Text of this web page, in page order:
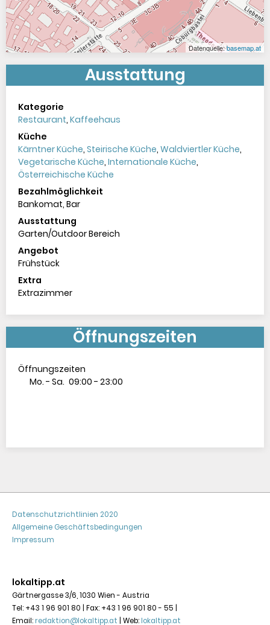
Ausstattung
Kategorie
Restaurant, Kaffeehaus
Küche
Kärntner Küche, Steirische Küche, Waldviertler Küche,
Vegetarische Küche, Internationale Küche,
Österreichische Küche
Bezahlmöglichkeit
Bankomat, Bar
Ausstattung
Garten/Outdoor Bereich
Angebot
Frühstück
Extra
Extrazimmer
Öffnungszeiten
Öffnungszeiten
Mo. - Sa. 09:00 - 23:00
Datenschutzrichtlinien 2020
Allgemeine Geschäftsbedingungen
Impressum
lokaltipp.at
Gärtnergasse 3/6, 1030 Wien - Austria
Tel: +43 1 96 901 80 | Fax: +43 1 96 901 80 - 55 |
Email: redaktion@lokaltipp.at | Web: lokaltipp.at